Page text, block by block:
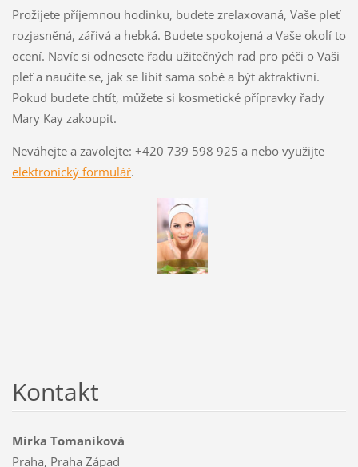
Prožijete příjemnou hodinku, budete zrelaxovaná, Vaše pleť
rozjasněná, zářivá a hebká. Budete spokojená a Vaše okolí to
ocení. Navíc si odnesete řadu užitečných rad pro péči o Vaši
pleť a naučíte se, jak se líbit sama sobě a být aktraktivní.
Pokud budete chtít, můžete si kosmetické přípravky řady
Mary Kay zakoupit.
Neváhejte a zavolejte: +420 739 598 925 a nebo využijte
elektronický formulář.
Kontakt
Mirka Tomaníková
Praha, Praha Západ